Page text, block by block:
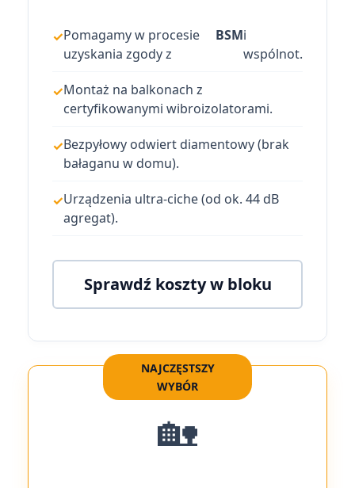
Pomagamy w procesie
uzyskania zgody z
BSMi
wspólnot.
Montaż na balkonach z
certyfikowanymi wibroizolatorami.
Bezpyłowy odwiert diamentowy (brak
bałaganu w domu).
Urządzenia ultra-ciche (od ok. 44 dB
agregat).
Sprawdź koszty w bloku
NAJCZĘSTSZY
WYBÓR
🏡